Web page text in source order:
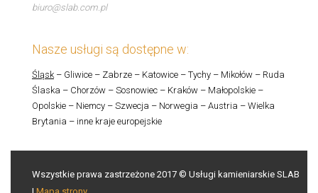
biuro@slab.com.pl
Nasze usługi są dostępne w:
Śląsk – Gliwice – Zabrze – Katowice – Tychy – Mikołów – Ruda
Ślaska – Chorzów – Sosnowiec – Kraków – Małopolskie –
Opolskie – Niemcy – Szwecja – Norwegia – Austria – Wielka
Brytania – inne kraje europejskie
Wszystkie prawa zastrzeżone 2017 © Usługi kamieniarskie SLAB